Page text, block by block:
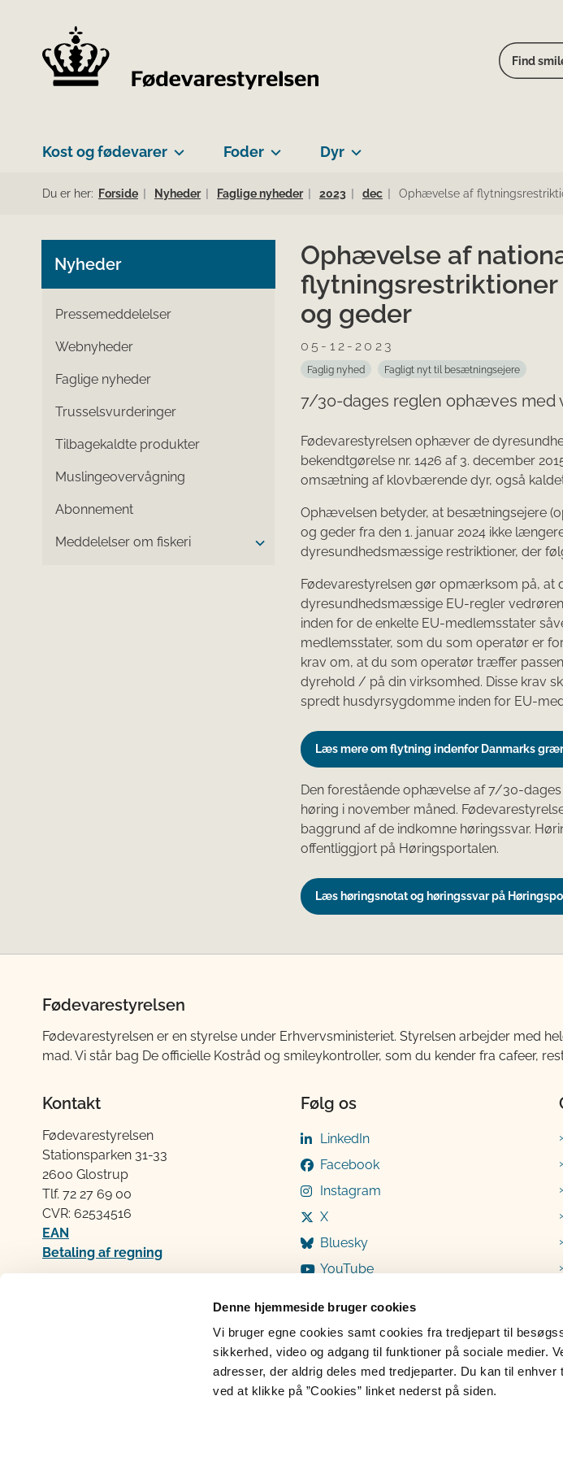
Denne hjemmeside bruger cookies
Vi bruger egne cookies samt cookies fra tredjepart til
sikkerhed, video og adgang til funktioner på sociale medier.
adresser, der aldrig deles med tredjeparter. Du kan til
ved at klikke på ”Cookies” linket nederst på siden.
Find
Kost og fødevarer Foder Dyr
Du er her: Forside Nyheder Faglige nyheder 2023 dec Ophævelse af
Nyheder
Pressemeddelelser
Webnyheder
Faglige nyheder
Trusselsvurderinger
Tilbagekaldte produkter
Muslingeovervågning
Abonnement
Meddelelser om fiskeri
Ophævelse af
og geder
05-12-2023
Faglig nyhed Fagligt nyt til besætningsejere
7/30-dages reglen ophæves med
Fødevarestyrelsen ophæver de
bekendtgørelse nr. 1426 af 3. december
omsætning af klovbærende dyr, også
Ophævelsen betyder, at besætningsejere
og geder fra den 1. januar 2024 ikke
dyresundhedsmæssige restriktioner, der
Fødevarestyrelsen gør opmærksom på, at
dyresundhedsmæssige EU-regler
inden for de enkelte EU-medlemsstater
medlemsstater, som du som operatør er
krav om, at du som operatør træffer
dyrehold / på din virksomhed. Disse krav
spredt husdyrsygdomme inden for EU-
Læs mere om flytning indenfor Danmarks
Den forestående ophævelse af 7/30-
høring i november måned.
baggrund af de indkomne høringssvar.
offentliggjort på Høringsportalen.
Læs høringsnotat og høringssvar på
Fødevarestyrelsen
Fødevarestyrelsen er en styrelse under Erhvervsministeriet. Styrelsen arbejder med
mad. Vi står bag De officielle Kostråd og smileykontroller, som du kender fra cafeer,
Kontakt
Fødevarestyrelsen
Stationsparken 31-33
2600 Glostrup
Tlf. 72 2​​​7 69 00
CVR: 62534516
EAN
Betaling af regning
Følg os
LinkedIn
Facebook
Instagram
X
Bluesky
YouTube